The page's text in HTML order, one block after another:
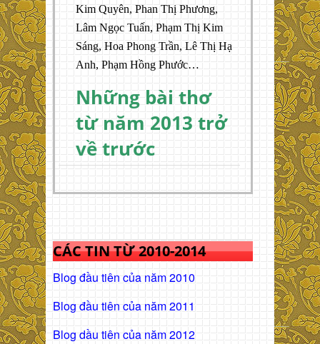
Kim Quyên, Phan Thị Phương,
Lâm Ngọc Tuấn, Phạm Thị Kim
Sáng, Hoa Phong Trần, Lê Thị Hạ
Anh, Phạm Hồng Phước…
Những bài thơ
từ năm 2013 trở
về trước
CÁC TIN TỪ 2010-2014
Blog đầu tiên của năm 2010
Blog đầu tiên của năm 2011
Blog dầu tiên của năm 2012